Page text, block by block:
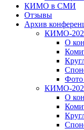
КИМО в СМИ
Отзывы
Архив
КИМО-
О
КИМО-
О